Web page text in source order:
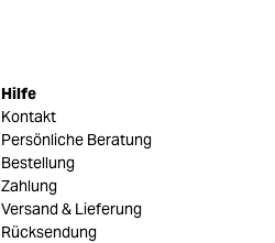
Hilfe
Kontakt
Persönliche Beratung
Bestellung
Zahlung
Versand & Lieferung
Rücksendung